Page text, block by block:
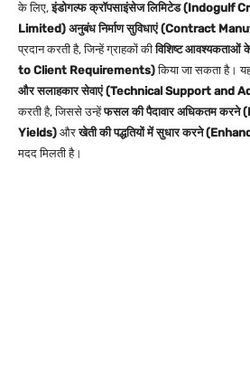
के लिए,इंडोगल्फ क्रॉपसाइंसेज लिमिटेड (Indogulf
Limited) अनुबंध निर्माण सुविधाएं (Contract
प्रदान करती है, जिन्हें ग्राहकों कीविशिष्ट
to Client Requirements)किया जा सकता है।
और सलाहकार सेवाएं (Technical Support and
करती है, जिससे उन्हेंफसल की पैदावार अधिकतम करने
Yields) औरखेती की पद्धतियों में सुधार करने
मदद मिलती है।